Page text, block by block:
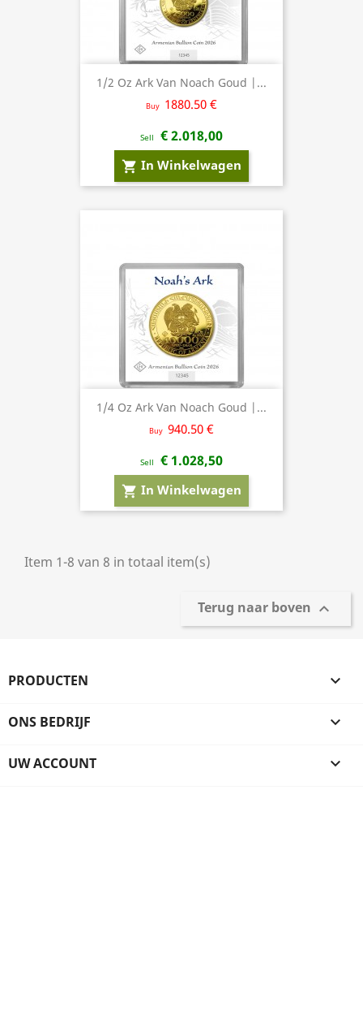
1/2 Oz Ark Van Noach Goud |...
Buy 1880.50 €
Sell € 2.018,00
shopping_cart In Winkelwagen
1/4 Oz Ark Van Noach Goud |...
Buy 940.50 €
Sell € 1.028,50
shopping_cart In Winkelwagen
Item 1-8 van 8 in totaal item(s)
Terug naar boven 
PRODUCTEN 
ONS BEDRIJF 
UW ACCOUNT 